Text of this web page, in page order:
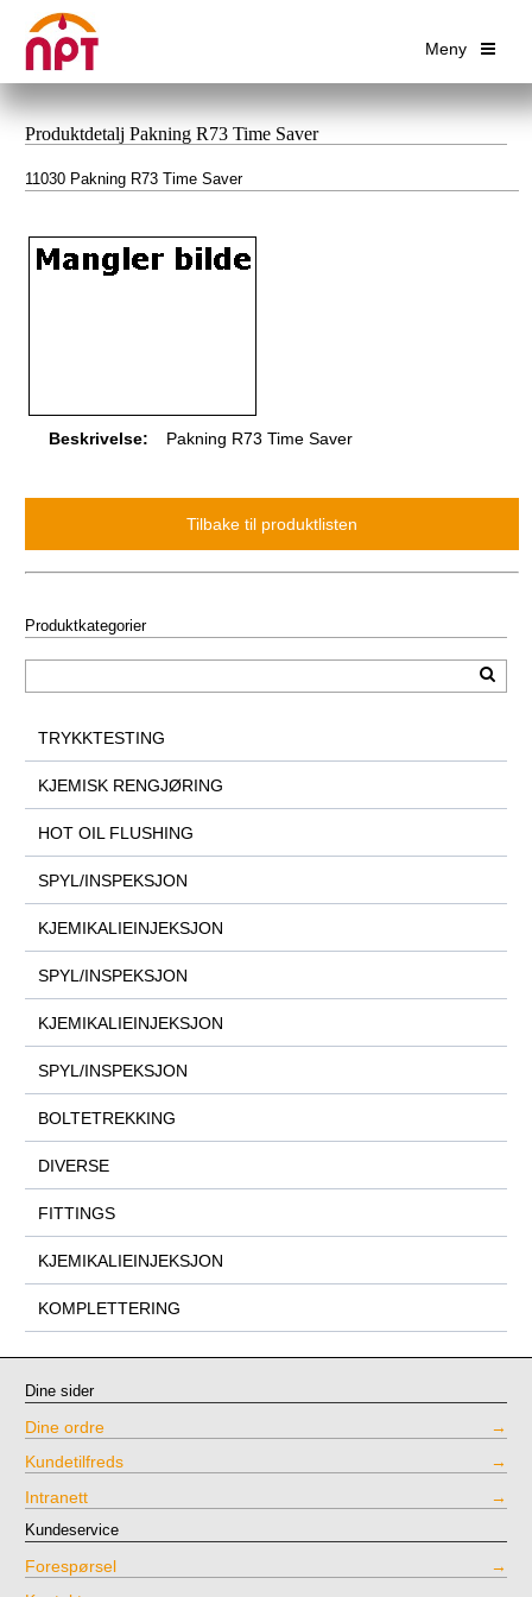
Meny
Produktdetalj Pakning R73 Time Saver
11030 Pakning R73 Time Saver
Beskrivelse: Pakning R73 Time Saver
Produktkategorier
TRYKKTESTING
KJEMISK RENGJØRING
HOT OIL FLUSHING
SPYL/INSPEKSJON
KJEMIKALIEINJEKSJON
SPYL/INSPEKSJON
KJEMIKALIEINJEKSJON
SPYL/INSPEKSJON
BOLTETREKKING
DIVERSE
FITTINGS
KJEMIKALIEINJEKSJON
KOMPLETTERING
Dine sider
Dine ordre
Kundetilfreds
Intranett
Kundeservice
Forespørsel